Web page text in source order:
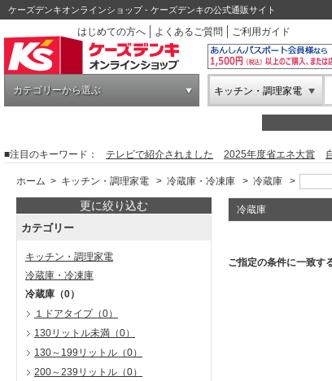
ケーズデンキオンラインショップ - ケーズデンキの公式通販サイト
はじめての方へ
よくあるご質問 ご利用ガイド
カテゴリーから選ぶ キッチン・調理家電
■注目のキーワード： テレビで紹介されました 2025年度省エネ大賞
ホーム > キッチン・調理家電 > 冷蔵庫・冷凍庫 > 冷蔵庫 >
更に絞り込む
カテゴリー
キッチン・調理家電
冷蔵庫・冷凍庫
冷蔵庫 （0）
１ドアタイプ（0）
130リットル未満 （0）
130～199リットル （0）
200～239リットル （0）
冷蔵庫
ご指定の条件に一致す